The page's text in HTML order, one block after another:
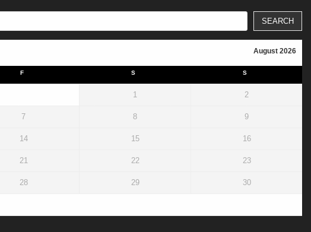
SEARCH
August 2026
F S S
1 2
7 8 9
14 15 16
21 22 23
28 29 30